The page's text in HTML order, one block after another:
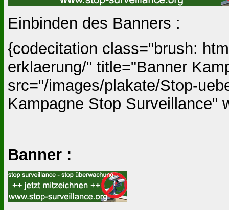
Einbinden des Banners :
{codecitation class="brush:
erklaerung/" title="Banner
src="/images/plakate/Stop-
Kampagne Stop Surveillance"
Banner :